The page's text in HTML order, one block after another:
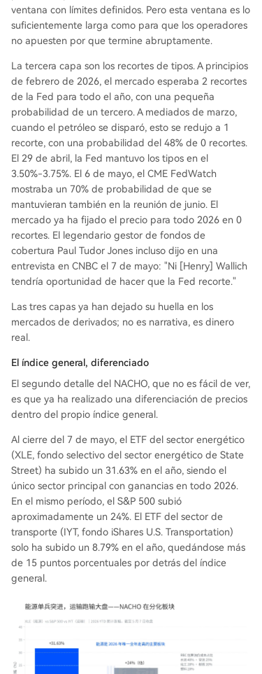
ventana con límites definidos. Pero esta ventana es lo
suficientemente larga como para que los operadores
no apuesten por que termine abruptamente.
La tercera capa son los recortes de tipos. A principios
de febrero de 2026, el mercado esperaba 2 recortes
de la Fed para todo el año, con una pequeña
probabilidad de un tercero. A mediados de marzo,
cuando el petróleo se disparó, esto se redujo a 1
recorte, con una probabilidad del 48% de 0 recortes.
El 29 de abril, la Fed mantuvo los tipos en el
3.50%-3.75%. El 6 de mayo, el CME FedWatch
mostraba un 70% de probabilidad de que se
mantuvieran también en la reunión de junio. El
mercado ya ha fijado el precio para todo 2026 en 0
recortes. El legendario gestor de fondos de
cobertura Paul Tudor Jones incluso dijo en una
entrevista en CNBC el 7 de mayo: "Ni [Henry] Wallich
tendría oportunidad de hacer que la Fed recorte."
Las tres capas ya han dejado su huella en los
mercados de derivados; no es narrativa, es dinero
real.
El índice general, diferenciado
El segundo detalle del NACHO, que no es fácil de ver,
es que ya ha realizado una diferenciación de precios
dentro del propio índice general.
Al cierre del 7 de mayo, el ETF del sector energético
(XLE, fondo selectivo del sector energético de State
Street) ha subido un 31.63% en el año, siendo el
único sector principal con ganancias en todo 2026.
En el mismo período, el S&P 500 subió
aproximadamente un 24%. El ETF del sector de
transporte (IYT, fondo iShares U.S. Transportation)
solo ha subido un 8.79% en el año, quedándose más
de 15 puntos porcentuales por detrás del índice
general.